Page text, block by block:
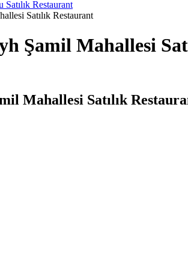
Restaurant
Satılık Restaurant
Şamil Mahallesi
Mahallesi Satılık